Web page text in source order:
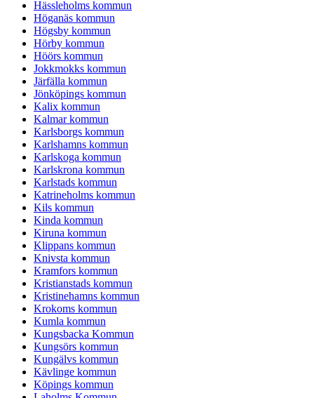
Hässleholms kommun
Höganäs kommun
Högsby kommun
Hörby kommun
Höörs kommun
Jokkmokks kommun
Järfälla kommun
Jönköpings kommun
Kalix kommun
Kalmar kommun
Karlsborgs kommun
Karlshamns kommun
Karlskoga kommun
Karlskrona kommun
Karlstads kommun
Katrineholms kommun
Kils kommun
Kinda kommun
Kiruna kommun
Klippans kommun
Knivsta kommun
Kramfors kommun
Kristianstads kommun
Kristinehamns kommun
Krokoms kommun
Kumla kommun
Kungsbacka Kommun
Kungsörs kommun
Kungälvs kommun
Kävlinge kommun
Köpings kommun